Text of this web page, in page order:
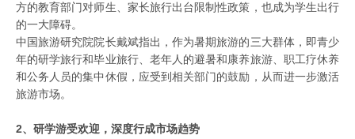
方的教育部门对师生、家长旅行出台限制性政策，也成为学生出行
的一大障碍。
中国旅游研究院院长戴斌指出，作为暑期旅游的三大群体，即青少
年的研学旅行和毕业旅行、老年人的避暑和康养旅游、职工疗休养
和公务人员的集中休假，应受到相关部门的鼓励，从而进一步激活
旅游市场。
2、研学游受欢迎，深度行成市场趋势